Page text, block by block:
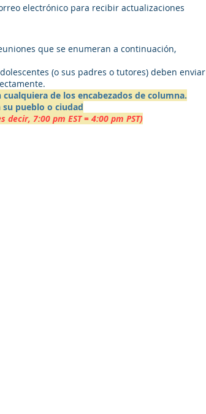
electrónico para recibir actualizaciones
que se enumeran a continuación,
(o sus padres o tutores) deben enviar
de los encabezados de columna.
pueblo o ciudad
7:00 pm EST = 4:00 pm PST)